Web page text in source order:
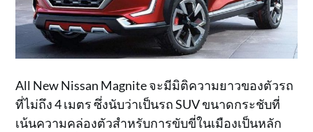
All New Nissan Magnite จะมีมิติความยาวของตัวรถ
ที่ไม่ถึง 4 เมตร ซึ่งนับว่าเป็นรถ SUV ขนาดกระชับที่
เน้นความคล่องตัวสำหรับการขับขี่ในเมืองเป็นหลัก